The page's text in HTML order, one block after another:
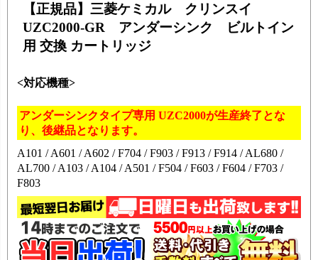
【正規品】三菱ケミカル クリンスイ
UZC2000-GR アンダーシンク ビルトイン
用 交換 カートリッジ
<対応機種>
アンダーシンクタイプ専用 UZC2000が生産終了とな
り、後継品となります。
A101 / A601 / A602 / F704 / F903 / F913 / F914 / AL680 /
AL700 / A103 / A104 / A501 / F504 / F603 / F604 / F703 /
F803